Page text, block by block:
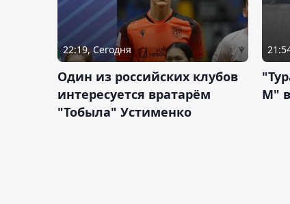
22:19, Сегодня
Один из российских клубов
интересуется вратарём
"Тобыла" Устименко
М"